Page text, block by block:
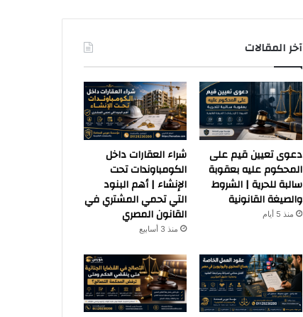
آخر المقالات
دعوى تعيين قيم على
المحكوم عليه بعقوبة
سالبة للحرية | الشروط
والصيغة القانونية
منذ 5 أيام
شراء العقارات داخل
الكومباوندات تحت
الإنشاء | أهم البنود
التي تحمي المشتري في
القانون المصري
منذ 3 أسابيع